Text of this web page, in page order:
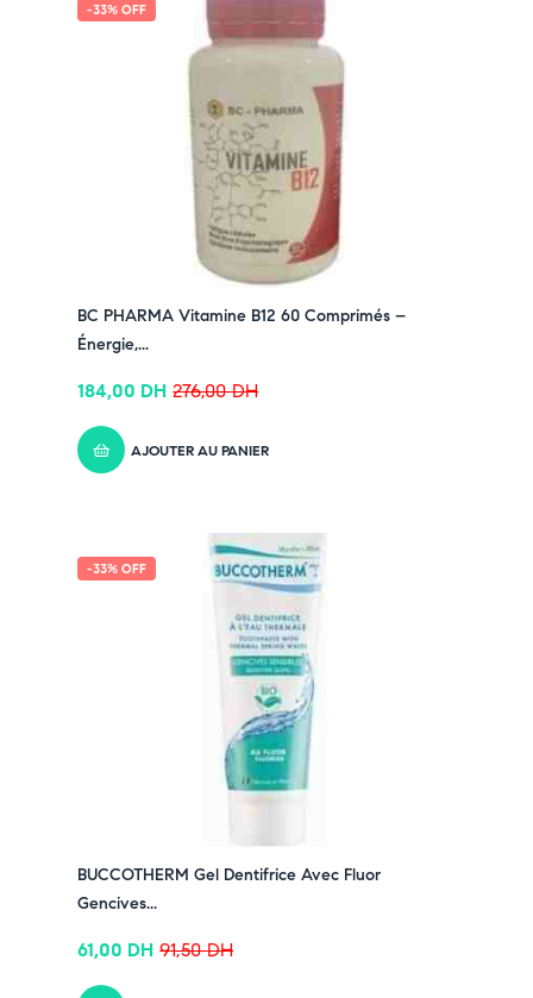
-33% OFF
BC PHARMA Vitamine B12 60 Comprimés –
Énergie,...
276,00DH
184,00 DH
AJOUTER AU PANIER
-33% OFF
BUCCOTHERM Gel Dentifrice Avec Fluor
Gencives...
91,50DH
61,00 DH